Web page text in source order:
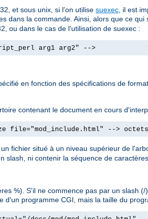
et sous unix, si l'on utilise suexec, il est
dans la commande. Ainsi, alors que ce
ou dans le cas de l'utilisation de suexec :
arg1 arg2" -->
en fonction des spécifications de
contenant le document en cours
-->
fichier situé à un niveau supérieur de
slash, ni contenir la séquence de caractères
%). S'il ne commence pas par un slash
d'un programme CGI, mais la taille du